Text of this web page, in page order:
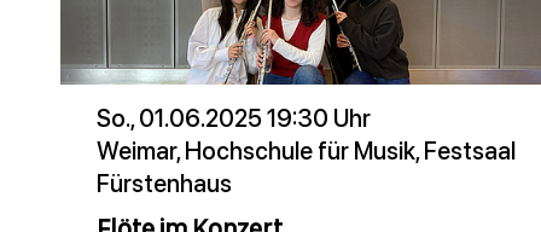
So., 01.06.2025 19:30 Uhr
Weimar, Hochschule für Musik, Festsaal
Fürstenhaus